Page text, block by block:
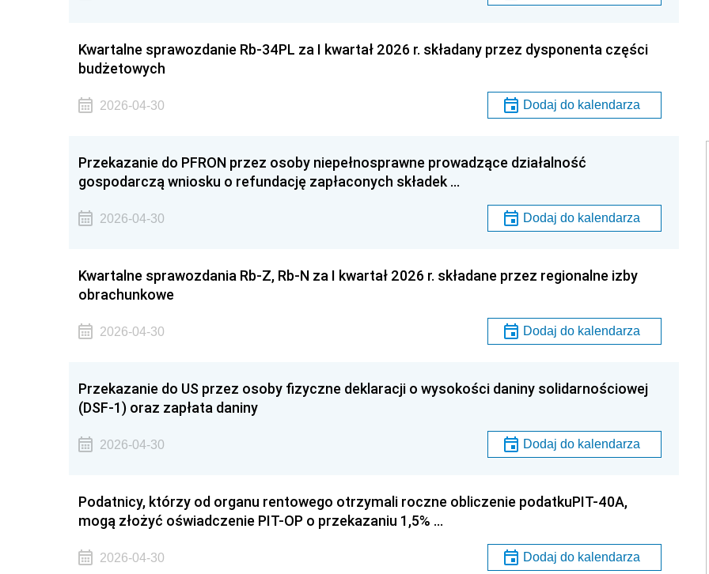
Kwartalne sprawozdanie Rb-34PL za I kwartał 2026 r. składany przez dysponenta części
budżetowych
2026-04-30 Dodaj do kalendarza
Przekazanie do PFRON przez osoby niepełnosprawne prowadzące działalność
gospodarczą wniosku o refundację zapłaconych składek …
2026-04-30 Dodaj do kalendarza
Kwartalne sprawozdania Rb-Z, Rb-N za I kwartał 2026 r. składane przez regionalne izby
obrachunkowe
2026-04-30 Dodaj do kalendarza
Przekazanie do US przez osoby fizyczne deklaracji o wysokości daniny solidarnościowej
(DSF-1) oraz zapłata daniny
2026-04-30 Dodaj do kalendarza
Podatnicy, którzy od organu rentowego otrzymali roczne obliczenie podatkuPIT-40A,
mogą złożyć oświadczenie PIT-OP o przekazaniu 1,5% …
2026-04-30 Dodaj do kalendarza